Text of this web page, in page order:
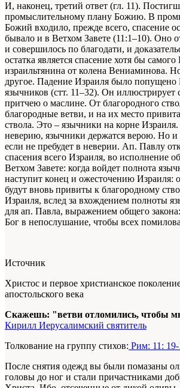
И, наконец, третий ответ (гл. 11).
промыслительному плану Божию. В
Божий входило, прежде всего, спасение
бывало и в Ветхом Завете (11:1–10). Оно
и совершилось по благодати, и
остатка является спасение хотя бы самого
израильтянина от колена Вениаминова.
другое. Падение Израиля было попущено
язычников (стт. 11–32). Он
притчею о маслине. От благородного
благородные ветви, и на их место
ствола. Это – язычники на корне
неверию, язычники держатся верою. Но и
если не пребудет в неверии. Ап. Павлу
спасения всего Израиля, во исполнение
Ветхом Завете: когда войдет полнота
наступит конец и ожесточению Израиля:
будут вновь привиты к благородному
Израиля, вслед за вхождением полноты
для ап. Павла, выражением общего
Бог в непослушание, чтобы всех
Источник
Христос и первое христианское
апостольского века
Скажешь: "ветви отломились, чтобы
Кирилл Иерусалимский святитель
Толкование на группу стихов: Рим: 11:
После снятия одежд вы были помазаны
головы до ног и стали причастниками